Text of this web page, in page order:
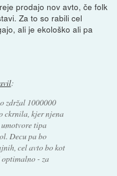
prodajo nov avto, če folk
Za to so rabili cel
ali je ekološko ali pa
:
zdržal 1000000
ckrnila, kjer njena
tipa
Decu pa bo
cel avto bo kot
- za